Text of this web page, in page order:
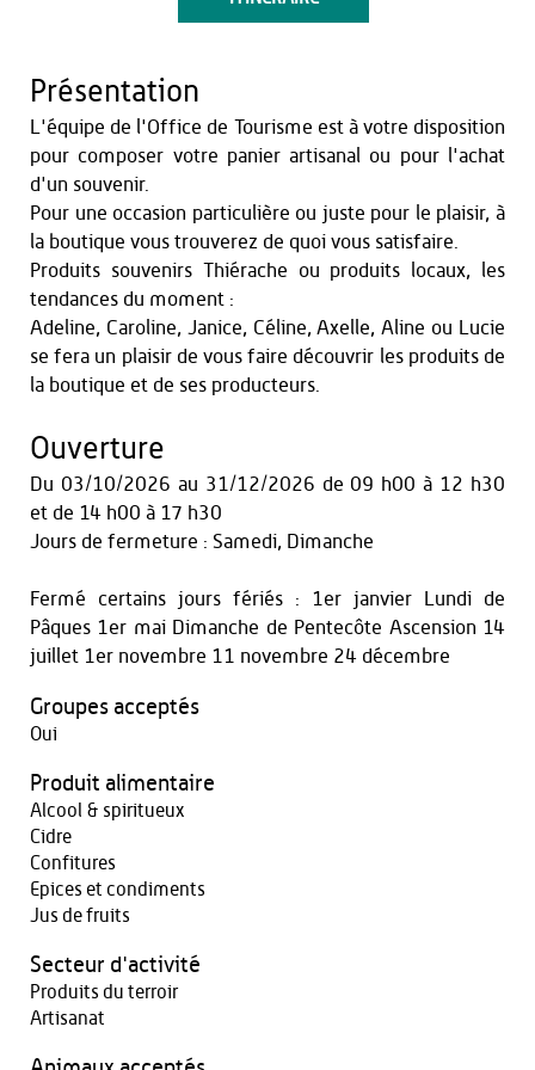
Présentation
L'équipe de l'Office de Tourisme est à votre disposition
pour composer votre panier artisanal ou pour l'achat
d'un souvenir.
Pour une occasion particulière ou juste pour le plaisir, à
la boutique vous trouverez de quoi vous satisfaire.
Produits souvenirs Thiérache ou produits locaux, les
tendances du moment :
Adeline, Caroline, Janice, Céline, Axelle, Aline ou Lucie
se fera un plaisir de vous faire découvrir les produits de
la boutique et de ses producteurs.
Ouverture
Du 03/10/2026 au 31/12/2026 de 09 h00 à 12 h30
et de 14 h00 à 17 h30
Jours de fermeture : Samedi, Dimanche
Fermé certains jours fériés : 1er janvier Lundi de
Pâques 1er mai Dimanche de Pentecôte Ascension 14
juillet 1er novembre 11 novembre 24 décembre
Groupes acceptés
Oui
Produit alimentaire
Alcool & spiritueux
Cidre
Confitures
Epices et condiments
Jus de fruits
Secteur d'activité
Produits du terroir
Artisanat